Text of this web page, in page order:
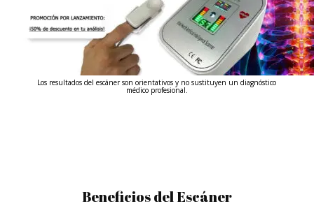
Los resultados del escáner son orientativos y no sustituyen un diagnóstico
médico profesional.
Beneficios del Escáner